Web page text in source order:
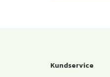
Kundservice